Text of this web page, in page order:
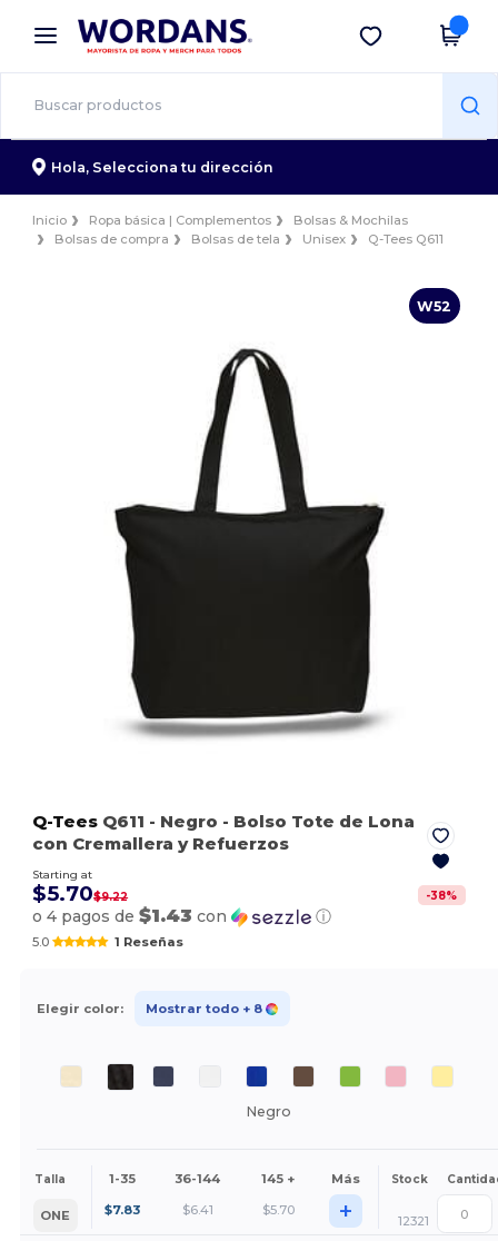
× App de Wordans
¡Mejores precios en app!
Descargar app
Hola, Selecciona tu dirección
Inicio Ropa básica | Complementos
Bolsas & Mochilas
Bolsas de compra
Bolsas de tela Unisex Q-Tees Q611
W52
Q-Tees Q611 - Negro - Bolso Tote de Lona
con Cremallera y Refuerzos
Starting at
$5.70$9.22 -38%
o 4 pagos de$1.43 con ⓘ
5.0 1 Reseñas
Elegir color: Mostrar todo + 8
Negro
Talla 1-35 36-144 145 + Más Stock
ONE $7.83 $6.41 $5.70 + 12321